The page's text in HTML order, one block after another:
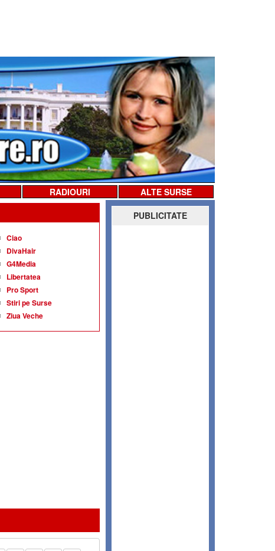
RADIOURI
ALTE SURSE
Ciao
DivaHair
G4Media
Libertatea
Pro Sport
Stiri pe Surse
Ziua Veche
PUBLICITATE